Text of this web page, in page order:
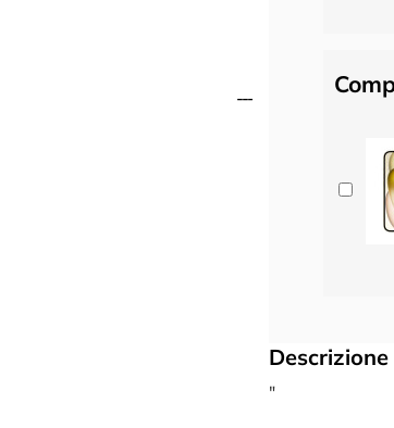
Descrizione
"